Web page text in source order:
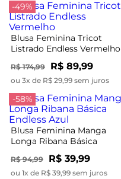
-49%
Blusa Feminina Tricot
Listrado Endless Vermelho
R$ 174,99 R$ 89,99
ou 3x de R$ 29,99 sem juros
-58%
Blusa Feminina Manga
Longa Ribana Básica
Endless Azul
R$ 94,99 R$ 39,99
ou 1x de R$ 39,99 sem juros